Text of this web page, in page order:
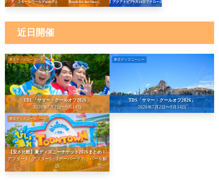
ッツ・ア・スモールワールドwithグルート Reach for the Stars 【悲報】アクアトピア9月14日でクローズへ…！
近日開催
東京ディズニーランド
TDL「サマー・クールオフ2026」
2026年7月2日〜9月14日
東京ディズニーシー
TDS「サマー・クールオフ2026」
2026年7月2日〜9月14日
東京ディズニーリゾート
【安さ比較】夏ディズニーチケット2026まとめ！
アフター3・アフター5・1デーパークホッパーを解
説